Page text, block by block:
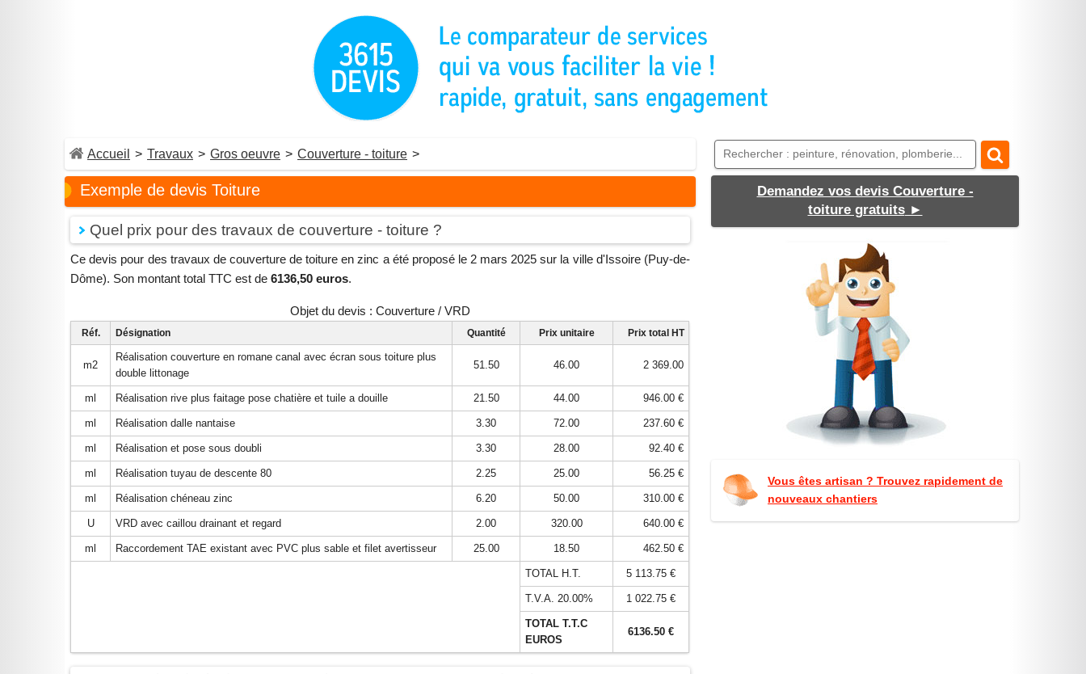
Accueil > Travaux > Gros oeuvre > Couverture - toiture >
Exemple de devis Toiture
Quel prix pour des travaux de couverture - toiture ?
Ce devis pour des travaux de couverture de toiture en zinc a été proposé le 2 mars 2025 sur la ville d'Issoire (Puy-de-
Dôme). Son montant total TTC est de6136,50 euros.
Objet du devis : Couverture / VRD
Réf. Désignation Quantité Prix unitaire Prix total HT
m2
Réalisation couverture en romane canal avec écran sous toiture plus
double littonage
51.50 46.00 2 369.00
ml Réalisation rive plus faitage pose chatière et tuile a douille 21.50 44.00 946.00 €
ml Réalisation dalle nantaise 3.30 72.00 237.60 €
ml Réalisation et pose sous doubli 3.30 28.00 92.40 €
ml Réalisation tuyau de descente 80 2.25 25.00 56.25 €
ml Réalisation chéneau zinc 6.20 50.00 310.00 €
U VRD avec caillou drainant et regard 2.00 320.00 640.00 €
ml Raccordement TAE existant avec PVC plus sable et filet avertisseur 25.00 18.50 462.50 €
TOTAL H.T. 5 113.75 €
T.V.A. 20.00% 1 022.75 €
TOTAL T.T.C
EUROS
6136.50 €
Demandez vos devis Couverture -
toiture gratuits►
Vous êtes artisan ? Trouvez rapidement de
nouveaux chantiers